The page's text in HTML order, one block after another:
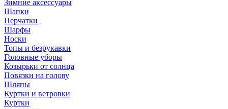
Зимние аксессуары
Шапки
Перчатки
Шарфы
Носки
Топы и безрукавки
Головные уборы
Козырьки от солнца
Повязки на голову
Шляпы
Куртки и ветровки
Куртки